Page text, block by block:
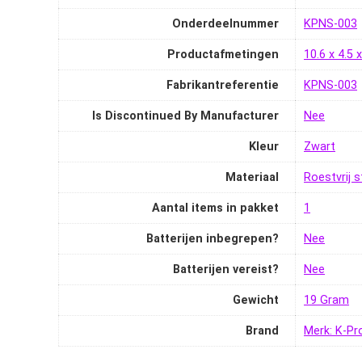
Onderdeelnummer ‎KPNS-003
Productafmetingen ‎10.6 x 4.5
Fabrikantreferentie ‎KPNS-003
Is Discontinued By Manufacturer ‎Nee
Kleur ‎Zwart
Materiaal ‎Roestvrij
Aantal items in pakket ‎1
Batterijen inbegrepen? ‎Nee
Batterijen vereist? ‎Nee
Gewicht ‎19 Gram
Brand Merk: K-